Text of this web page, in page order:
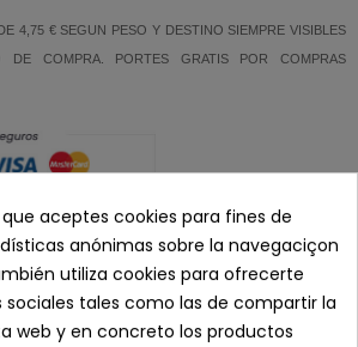
4,75 € SEGUN PESO Y DESTINO SIEMPRE VISIBLES
DE COMPRA. PORTES GRATIS POR COMPRAS
aceptes cookies para fines de
anónimas sobre la navegaciçon
utiliza cookies para ofrecerte
sociales tales como las de compartir la
web y en concreto los productos